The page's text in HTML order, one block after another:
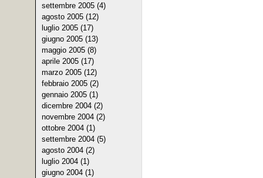
settembre 2005 (4)
agosto 2005 (12)
luglio 2005 (17)
giugno 2005 (13)
maggio 2005 (8)
aprile 2005 (17)
marzo 2005 (12)
febbraio 2005 (2)
gennaio 2005 (1)
dicembre 2004 (2)
novembre 2004 (2)
ottobre 2004 (1)
settembre 2004 (5)
agosto 2004 (2)
luglio 2004 (1)
giugno 2004 (1)